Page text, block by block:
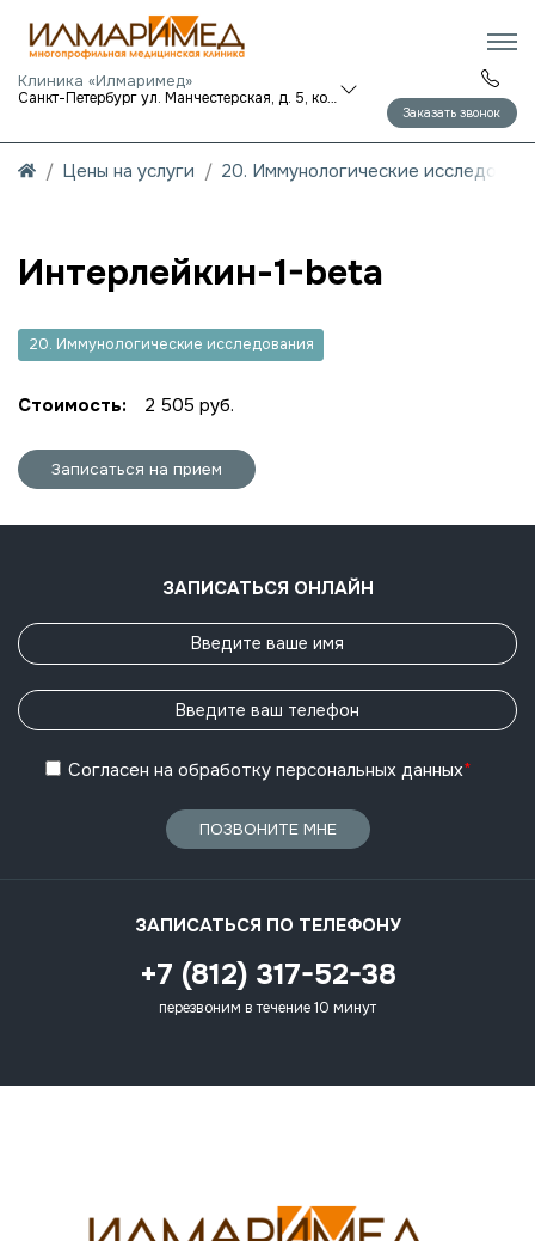
Клиника «Илмаримед»
Санкт-Петербург ул. Манчестерская, д. 5, корп. 1
Заказать звонок
Цены на услуги 20. Иммунологические
Интерлейкин-1-beta
20. Иммунологические исследования
Стоимость: 2 505 руб.
Записаться на прием
ЗАПИСАТЬСЯ ОНЛАЙН
Согласен на обработку персональных данных*
ПОЗВОНИТЕ МНЕ
ЗАПИСАТЬСЯ ПО ТЕЛЕФОНУ
+7 (812) 317-52-38
перезвоним в течение 10 минут